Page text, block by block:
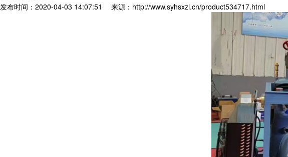
发布时间：2020-04-03 14:07:51
来源：http://www.syhsxzl.cn/product534717.html